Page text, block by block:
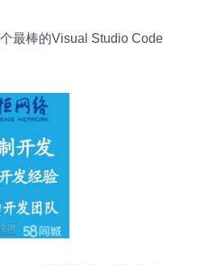
最棒的Visual Studio Code